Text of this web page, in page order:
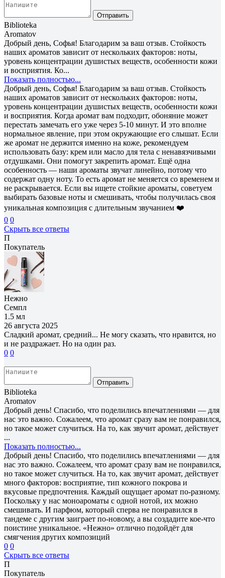
Отправить
Biblioteka
Aromatov
Добрый день, Софья! Благодарим за ваш отзыв. Стойкость
наших ароматов зависит от нескольких факторов: ноты,
уровень концентрации душистых веществ, особенности кожи
и восприятия. Ко...
Показать полностью...
Добрый день, Софья! Благодарим за ваш отзыв. Стойкость
наших ароматов зависит от нескольких факторов: ноты,
уровень концентрации душистых веществ, особенности кожи
и восприятия. Когда аромат вам подходит, обоняние может
перестать замечать его уже через 5-10 минут. И это вполне
нормальное явление, при этом окружающие его слышат. Если
же аромат не держится именно на коже, рекомендуем
использовать базу: крем или масло для тела с ненавязчивыми
отдушками. Они помогут закрепить аромат. Ещё одна
особенность — наши ароматы звучат линейно, потому что
содержат одну ноту. То есть аромат не меняется со временем и
не раскрывается. Если вы ищете стойкие ароматы, советуем
выбирать базовые ноты и смешивать, чтобы получилась своя
уникальная композиция с длительным звучанием ❤️
0 0
Скрыть все ответы
П
Покупатель
Нежно
Семпл
1.5 мл
26 августа 2025
Сладкий аромат, средний... Не могу сказать, что нравится, но
и не раздражает. Но на один раз.
0 0
Отправить
Biblioteka
Aromatov
Добрый день! Спасибо, что поделились впечатлениями — для
нас это важно. Сожалеем, что аромат сразу вам не понравился,
но такое может случиться. На то, как звучит аромат, действует
...
Показать полностью...
Добрый день! Спасибо, что поделились впечатлениями — для
нас это важно. Сожалеем, что аромат сразу вам не понравился,
но такое может случиться. На то, как звучит аромат, действует
много факторов: восприятие, тип кожного покрова и
вкусовые предпочтения. Каждый ощущает аромат по-разному.
Поскольку у нас моноароматы с одной нотой, их можно
смешивать. И парфюм, который сперва не понравился в
тандеме с другим заиграет по-новому, а вы создадите кое-что
поистине уникальное. «Нежно» отлично подойдёт для
смягчения других композиций
0 0
Скрыть все ответы
П
Покупатель